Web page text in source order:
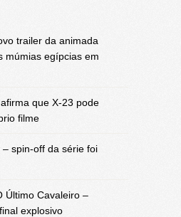
trailer da animada
múmias egípcias em
que X-23 pode
filme
– spin-off da série foi
Último Cavaleiro –
explosivo